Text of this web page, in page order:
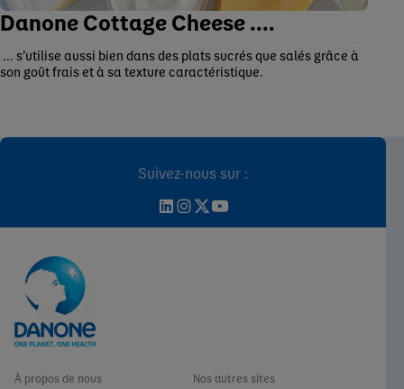
Danone Cottage Cheese ....
... s’utilise aussi bien dans des plats sucrés que salés grâce à
son goût frais et à sa texture caractéristique.
Suivez-nous sur :
À propos de nous
Nos autres sites